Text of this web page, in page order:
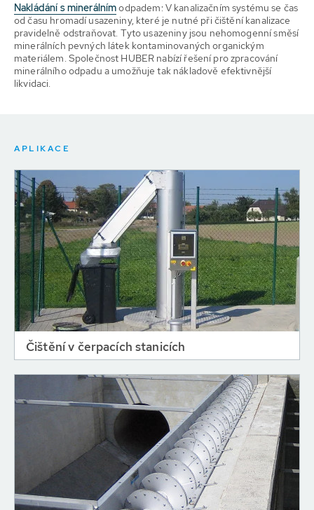
Nakládání s minerálnímodpadem: V kanalizačním systému se čas
od času hromadí usazeniny, které je nutné při čištění kanalizace
pravidelně odstraňovat. Tyto usazeniny jsou nehomogenní směsí
minerálních pevných látek kontaminovaných organickým
materiálem. Společnost HUBER nabízí řešení pro zpracování
minerálního odpadu a umožňuje tak nákladově efektivnější
likvidaci.
APLIKACE
Čištění v čerpacích stanicích